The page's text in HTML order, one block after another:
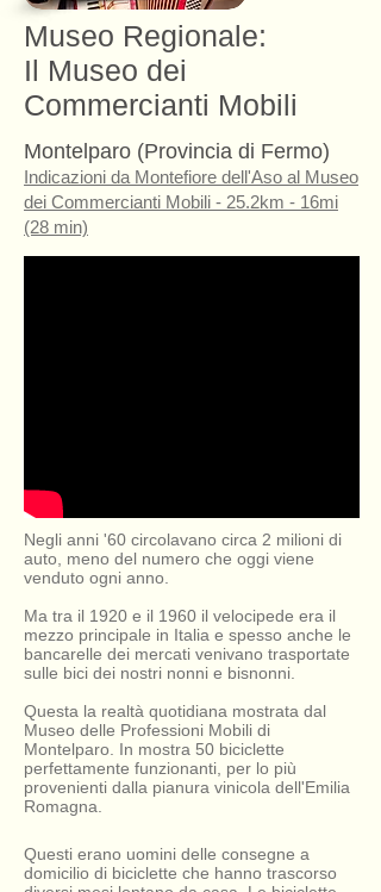
Museo Regionale:
Il Museo dei
Commercianti Mobili
Montelparo (Provincia di Fermo)
Indicazioni da Montefiore dell'Aso al Museo
dei Commercianti Mobili - 25.2km - 16mi
(28 min)
Negli anni '60 circolavano circa 2 milioni di
auto, meno del numero che oggi viene
venduto ogni anno.
Ma tra il 1920 e il 1960 il velocipede era il
mezzo principale in Italia e spesso anche le
bancarelle dei mercati venivano trasportate
sulle bici dei nostri nonni e bisnonni.
Questa la realtà quotidiana mostrata dal
Museo delle Professioni Mobili di
Montelparo. In mostra 50 biciclette
perfettamente funzionanti, per lo più
provenienti dalla pianura vinicola dell'Emilia
Romagna.
Questi erano uomini delle consegne a
domicilio di biciclette che hanno trascorso